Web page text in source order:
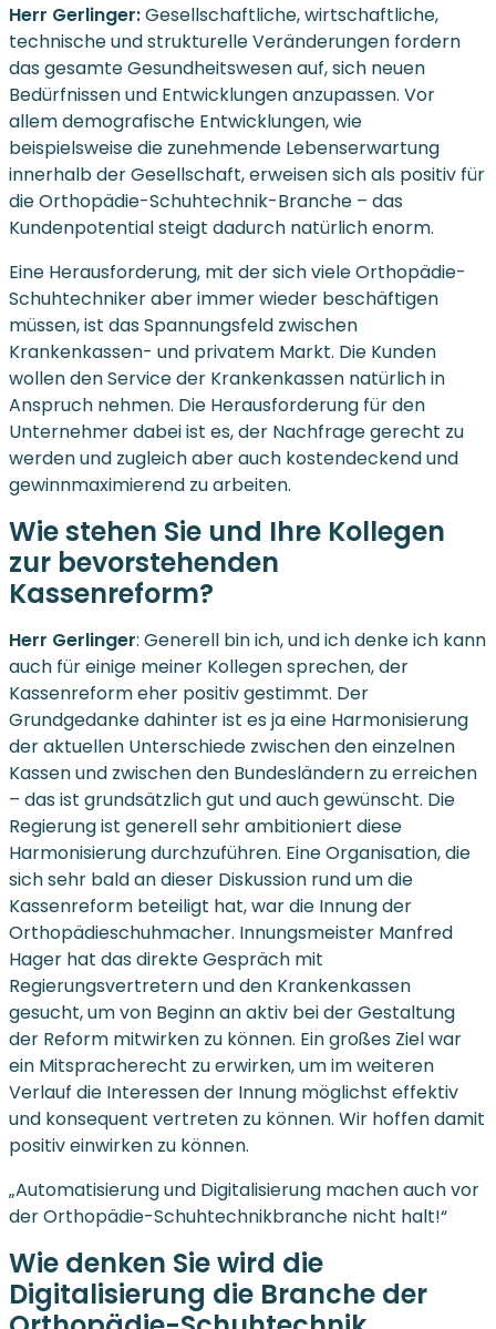
Herr Gerlinger:Gesellschaftliche, wirtschaftliche,
technische und strukturelle Veränderungen fordern
das gesamte Gesundheitswesen auf, sich neuen
Bedürfnissen und Entwicklungen anzupassen. Vor
allem demografische Entwicklungen, wie
beispielsweise die zunehmende Lebenserwartung
innerhalb der Gesellschaft, erweisen sich als positiv für
die Orthopädie-Schuhtechnik-Branche – das
Kundenpotential steigt dadurch natürlich enorm.
Eine Herausforderung, mit der sich viele Orthopädie-
Schuhtechniker aber immer wieder beschäftigen
müssen, ist das Spannungsfeld zwischen
Krankenkassen- und privatem Markt. Die Kunden
wollen den Service der Krankenkassen natürlich in
Anspruch nehmen. Die Herausforderung für den
Unternehmer dabei ist es, der Nachfrage gerecht zu
werden und zugleich aber auch kostendeckend und
gewinnmaximierend zu arbeiten.
Wie stehen Sie und Ihre Kollegen
zur bevorstehenden
Kassenreform?
Herr Gerlinger: Generell bin ich, und ich denke ich kann
auch für einige meiner Kollegen sprechen, der
Kassenreform eher positiv gestimmt. Der
Grundgedanke dahinter ist es ja eine Harmonisierung
der aktuellen Unterschiede zwischen den einzelnen
Kassen und zwischen den Bundesländern zu erreichen
– das ist grundsätzlich gut und auch gewünscht. Die
Regierung ist generell sehr ambitioniert diese
Harmonisierung durchzuführen. Eine Organisation, die
sich sehr bald an dieser Diskussion rund um die
Kassenreform beteiligt hat, war die Innung der
Orthopädieschuhmacher. Innungsmeister Manfred
Hager hat das direkte Gespräch mit
Regierungsvertretern und den Krankenkassen
gesucht, um von Beginn an aktiv bei der Gestaltung
der Reform mitwirken zu können. Ein großes Ziel war
ein Mitspracherecht zu erwirken, um im weiteren
Verlauf die Interessen der Innung möglichst effektiv
und konsequent vertreten zu können. Wir hoffen damit
positiv einwirken zu können.
„Automatisierung und Digitalisierung machen auch vor
der Orthopädie-Schuhtechnikbranche nicht halt!“
Wie denken Sie wird die
Digitalisierung die Branche der